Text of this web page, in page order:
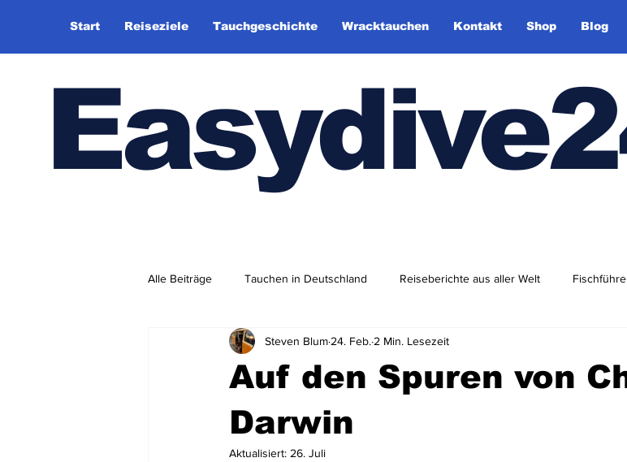
Start Reiseziele Tauchgeschichte Wracktauchen Kontakt Shop Blog
Alle Beiträge Tauchen in Deutschland Reiseberichte aus aller Welt
Tauchhistorie TauchsportklubAdlershof Arktis & Antarktis
Mittel- und Südamerika Asien
Auf den Spuren von
Darwin
Steven Blum 24. Feb. 2 Min. Lesezeit
Aktualisiert: 26. Juli